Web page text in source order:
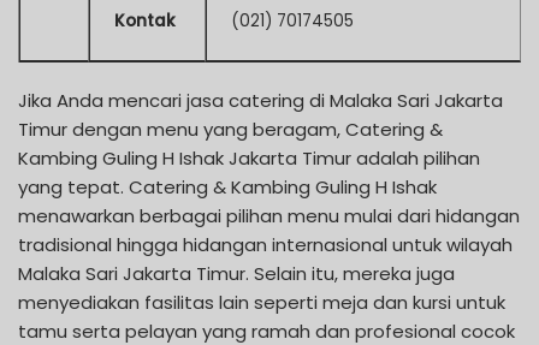
Kontak (021) 70174505
Jika Anda mencari jasa catering di Malaka Sari Jakarta
Timur dengan menu yang beragam, Catering &
Kambing Guling H Ishak Jakarta Timur adalah pilihan
yang tepat. Catering & Kambing Guling H Ishak
menawarkan berbagai pilihan menu mulai dari hidangan
tradisional hingga hidangan internasional untuk wilayah
Malaka Sari Jakarta Timur. Selain itu, mereka juga
menyediakan fasilitas lain seperti meja dan kursi untuk
tamu serta pelayan yang ramah dan profesional cocok